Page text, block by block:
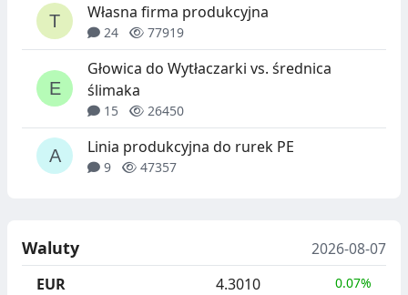
Własna firma produkcyjna
24 77919
Głowica do Wytłaczarki vs. średnica
ślimaka
15 26450
Linia produkcyjna do rurek PE
9 47357
Waluty
2026-08-07
EUR
4.3010 0.07%